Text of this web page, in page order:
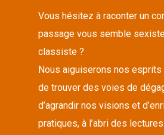
Vous hésitez à raconter un
passage vous semble
classiste ?
Nous aiguiserons nos
de trouver des voies de
d’agrandir nos visions et
pratiques, à l’abri des